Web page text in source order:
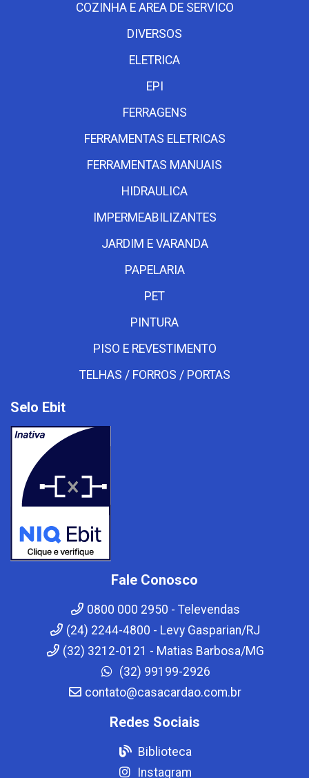
COZINHA E AREA DE SERVICO
DIVERSOS
ELETRICA
EPI
FERRAGENS
FERRAMENTAS ELETRICAS
FERRAMENTAS MANUAIS
HIDRAULICA
IMPERMEABILIZANTES
JARDIM E VARANDA
PAPELARIA
PET
PINTURA
PISO E REVESTIMENTO
TELHAS / FORROS / PORTAS
Selo Ebit
Fale Conosco
0800 000 2950 - Televendas
(24) 2244-4800 - Levy Gasparian/RJ
(32) 3212-0121 - Matias Barbosa/MG
(32) 99199-2926
contato@casacardao.com.br
Redes Sociais
Biblioteca
Instagram